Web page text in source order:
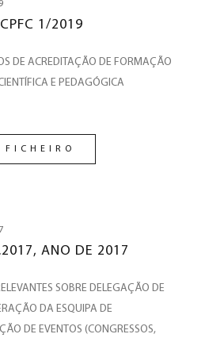
1/2019
DE ACREDITAÇÃO DE FORMAÇÃO
E PEDAGÓGICA
FICHEIRO
ANO DE 2017
SOBRE DELEGAÇÃO DE
DA ESQUIPA DE
DE EVENTOS (CONGRESSOS,